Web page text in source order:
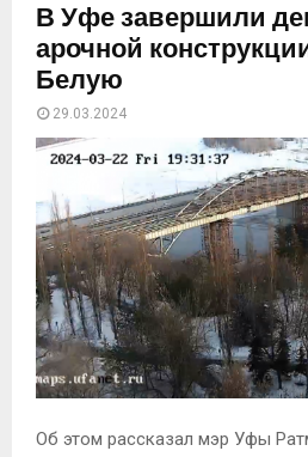
В Уфе завершили
арочной
Белую
29.03.2024
Об этом рассказал мэр Уфы